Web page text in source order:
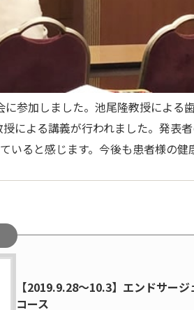
参加しました。池尾隆教授によ
による講義が行われました。発表
いると感じます。今後も患者様の
【2019.9.28～10.3】エンドサー
コース